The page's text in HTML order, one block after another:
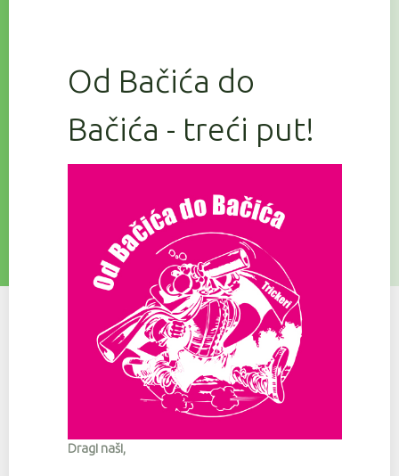
Od Bačića do
Bačića - treći put!
Dragi naši,